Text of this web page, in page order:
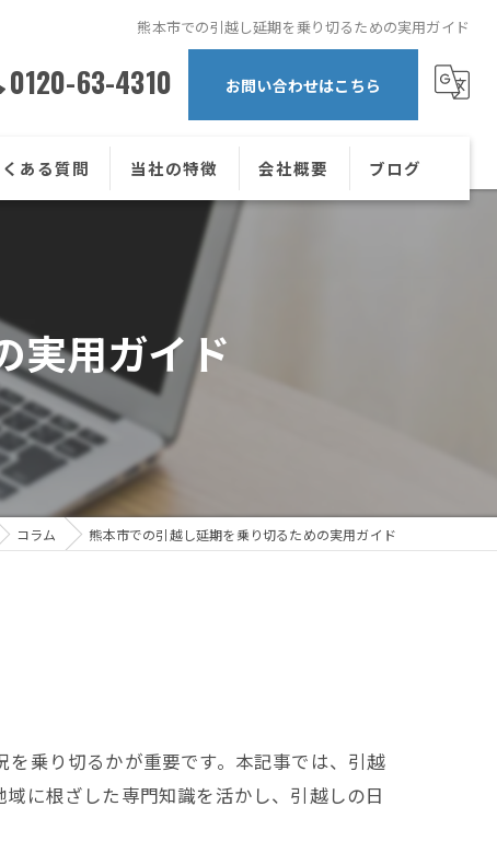
熊本市での引越し延期を乗り切るための実用ガイド
0120-63-4310 お問い合わせはこちら
ある質問 当社の特徴
一人暮らし
2DK
学生
単身赴任
会社概要 ブログ
実用ガイド
コラム 熊本市での引越し延期を乗り切るための実用ガイド
乗り切るかが重要です。本記事では、引越
に根ざした専門知識を活かし、引越しの日